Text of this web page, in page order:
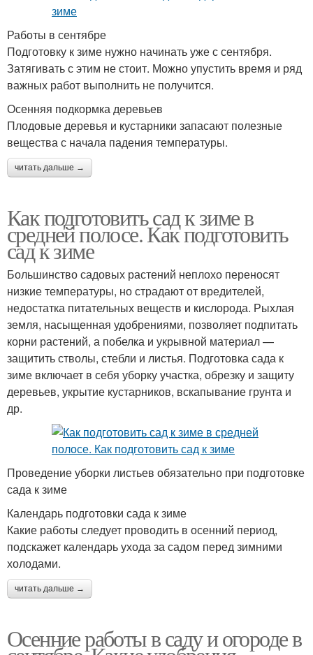
Работы в сентябре
Подготовку к зиме нужно начинать уже с сентября.
Затягивать с этим не стоит. Можно упустить время и ряд
важных работ выполнить не получится.
Осенняя подкормка деревьев
Плодовые деревья и кустарники запасают полезные
вещества с начала падения температуры.
читать дальше →
Как подготовить сад к зиме в
средней полосе. Как подготовить
сад к зиме
Большинство садовых растений неплохо переносят
низкие температуры, но страдают от вредителей,
недостатка питательных веществ и кислорода. Рыхлая
земля, насыщенная удобрениями, позволяет подпитать
корни растений, а побелка и укрывной материал —
защитить стволы, стебли и листья. Подготовка сада к
зиме включает в себя уборку участка, обрезку и защиту
деревьев, укрытие кустарников, вскапывание грунта и
др.
Проведение уборки листьев обязательно при подготовке
сада к зиме
Календарь подготовки сада к зиме
Какие работы следует проводить в осенний период,
подскажет календарь ухода за садом перед зимними
холодами.
читать дальше →
Осенние работы в саду и огороде в